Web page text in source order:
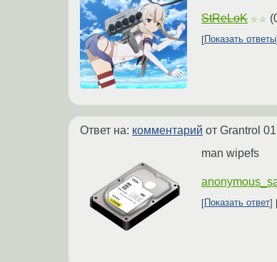
StReLoK ☆☆ (
Показать ответы
Ответ на: комментарий от Grantrol
man wipefs
Показать ответ